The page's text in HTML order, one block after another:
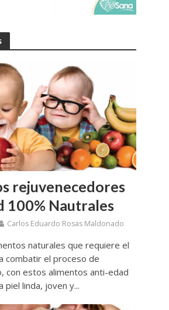
rejuvenecedores
100% Nautrales
Carlos Eduardo Rosas Maldonado
naturales que requiere el
combatir el proceso de
con estos alimentos anti-edad
piel linda, joven y...